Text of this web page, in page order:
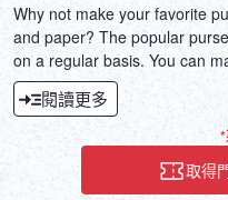
Why not make your favorite
and paper? The popular
on a regular basis. You can
also be used as a card case,
case, as well as a small
閱讀更多
取得